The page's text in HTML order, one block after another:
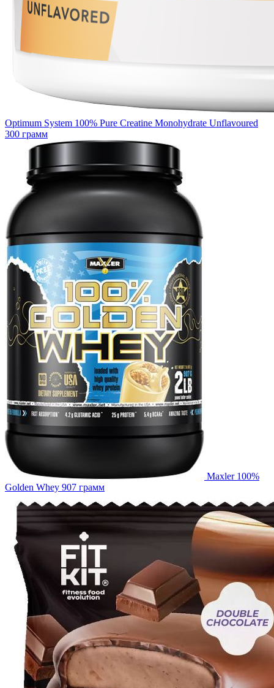
Optimum System 100% Pure Creatine Monohydrate Unflavoured
300 грамм
Maxler 100%
Golden Whey 907 грамм